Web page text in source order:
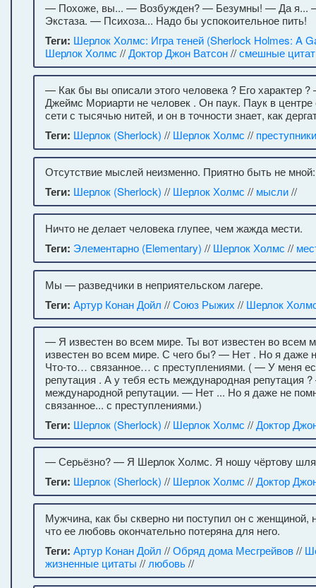
— Похоже, вы... — Возбужден? — Безумны! — Да я...
Экстаза. — Психоза... Надо бы успокоительное пить!
Теги: Шерлок Холмс: Игра теней (Sherlock Holmes: A
Шерлок Холмс //Доктор Джон Ватсон//смешные
— Как бы вы описали этого человека ? Его характер
Джеймс Мориарти не человек . Он паук. Паук в центре
сети с тысячью нитей, и он в точности знает, как
Теги: Шерлок (Sherlock) // Шерлок Холмс //
Отсутствие мыслей неизменно. Приятно быть не
Теги: Шерлок (Sherlock) // Шерлок Холмс // мысли//
Ничто не делает человека глупее, чем жажда мести.
Теги: Элементарно (Elementary) // Шерлок Холмс //
Мы — разведчики в неприятельском лагере.
Теги: Артур Конан Дойл //Союз Рыжих // Шерлок
— Я известен во всем мире. Ты вот известен во всем
известен во всем мире. С чего бы? — Нет . Но я даже
Что-то… связанное… с преступлениями. ( — У меня
репутация . А у тебя есть международная репутация
международной репутации. — Нет ... Но я даже не
связанное... с преступлениями.)
Теги: Шерлок (Sherlock) // Шерлок Холмс //Доктор
— Серьёзно? — Я Шерлок Холмс. Я ношу чёртову
Теги: Шерлок (Sherlock) // Шерлок Холмс //Доктор
Мужчина, как бы скверно ни поступил он с женщиной,
что ее любовь окончательно потеряна для него.
Теги: Артур Конан Дойл //Обряд дома Месгрейвов//
жизненные цитаты // любовь//